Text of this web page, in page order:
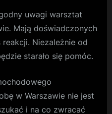
uwagi warsztat
Mają doświadczonych
Niezależnie od
starało się pomóc.
w Warszawie nie jest
i na co zwracać